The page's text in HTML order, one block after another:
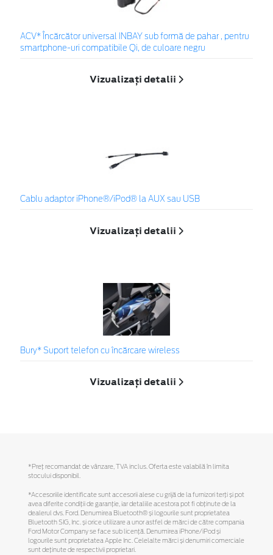
ACV* Încărcător universal INBAY sub formă de pahar , pentru
smartphone-uri compatibile Qi, de culoare negru
Vizualizați detalii
Cablu adaptor iPhone®/iPod® la AUX sau USB
Vizualizați detalii
Bury* Suport telefon cu încărcare wireless
Vizualizați detalii
*Preţ recomandat de vânzare, TVA inclus. Oferta este valabilă în limita
stocului disponibil.
*Accesoriile identificate sunt accesorii alese cu grijă de la furnizori terți și pot
avea diferite condiții de garanție, iar detaliile acestora pot fi obținute de la
dealerul dvs. Ford. Denumirea Bluetooth® și logourile sunt proprietatea
Bluetooth SIG, Inc. și orice utilizare a unor astfel de mărci de către compania
Ford Motor Company se face sub licență. Denumirea iPhone/iPod și
logourile sunt proprietatea Apple Inc. Celelalte mărci și denumiri comerciale
sunt deținute de respectivii proprietari.